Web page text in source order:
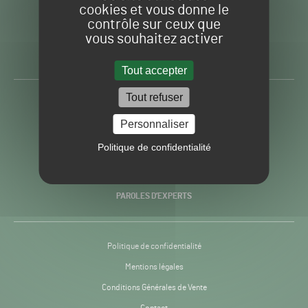
cookies et vous donne le
contrôle sur ceux que
vous souhaitez activer
Tout accepter
Tout refuser
Personnaliser
Politique de confidentialité
Gazon
Sport
H24
-
Toute l’info autour du
PRATIQUES
PAROLES D’EXPERTS
Politique de confidentialité
Mentions légales
Conditions Générales de Vente